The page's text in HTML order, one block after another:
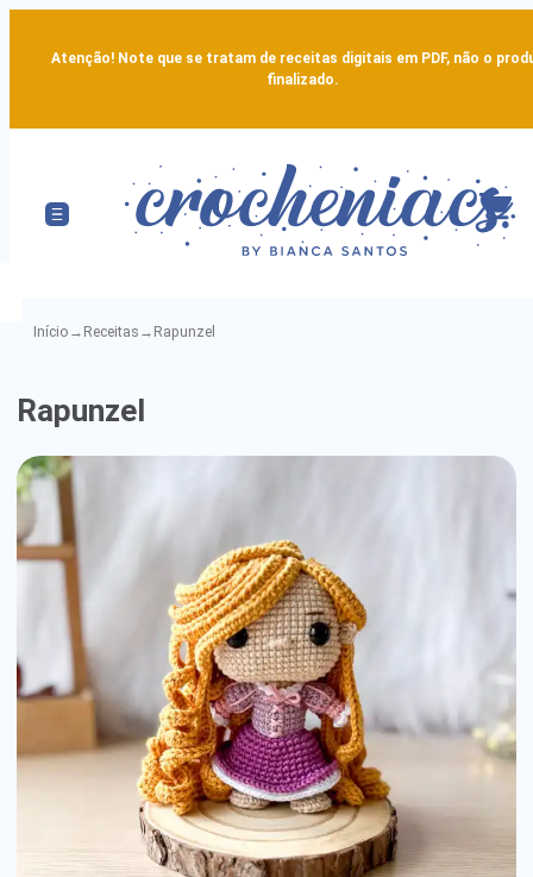
Atenção! Note que se tratam de receitas digitais em PDF, não o
finalizado.
Início → Receitas → Rapunzel
Pattern
Rapunzel